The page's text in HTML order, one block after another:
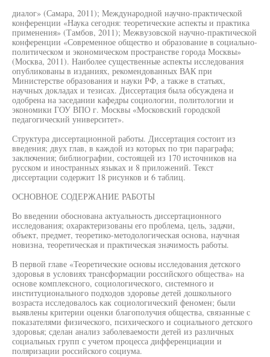
диалог» (Самара, 2011); Международной научно-практической
конференции «Наука сегодня: теоретические аспекты и практика
применения» (Тамбов, 2011); Межвузовской научно-практической
конференции «Современное общество и образование в социально-
политическом и экономическом пространстве города Москвы»
(Москва, 2011). Наиболее существенные аспекты исследования
опубликованы в изданиях, рекомендованных ВАК при
Министерстве образования и науки РФ, а также в статьях,
научных докладах и тезисах. Диссертация была обсуждена и
одобрена на заседании кафедры социологии, политологии и
экономики ГОУ ВПО г. Москвы «Московский городской
педагогический университет».
Структура диссертационной работы. Диссертация состоит из
введения; двух глав, в каждой из которых по три параграфа;
заключения; библиографии, состоящей из 170 источников на
русском и иностранных языках и 8 приложений. Текст
диссертации содержит 18 рисунков и 6 таблиц.
ОСНОВНОЕ СОДЕРЖАНИЕ РАБОТЫ
Во введении обоснована актуальность диссертационного
исследования; охарактеризованы его проблема, цель, задачи,
объект, предмет, теоретико-методологическая основа, научная
новизна, теоретическая и практическая значимость работы.
В первой главе «Теоретические основы исследования детского
здоровья в условиях трансформации российского общества» на
основе комплексного, социологического, системного и
институционального подходов здоровье детей дошкольного
возраста исследовалось как социологический феномен; были
выявлены критерии оценки благополучия общества, связанные с
показателями физического, психического и социального детского
здоровья; сделан анализ заболеваемости детей из различных
социальных групп с учетом процесса дифференциации и
поляризации российского социума.